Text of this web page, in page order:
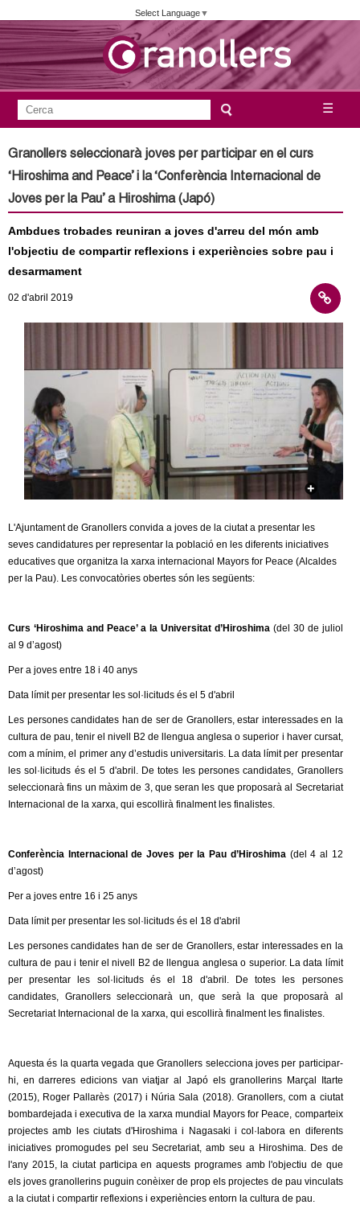
Vés
al
contingut
Select Language▼
u
n
a
G
a
n
e
☰
F
r
u
l
a
r
i
d
c
c
a
e
a
Granollers seleccionarà joves per participar en el curs
‘Hiroshima and Peace’ i la ‘Conferència Internacional de
Joves per la Pau’ a Hiroshima (Japó)
Ambdues trobades reuniran a joves d'arreu del món amb
l'objectiu de compartir reflexions i experiències sobre pau i
desarmament
02 d'abril 2019
L'Ajuntament de Granollers convida a joves de la ciutat a presentar les
seves candidatures per representar la població en les diferents iniciatives
educatives que organitza la xarxa internacional Mayors for Peace (Alcaldes
per la Pau). Les convocatòries obertes són les següents:
Curs ‘Hiroshima and Peace’ a la Universitat d’Hiroshima(del 30 de juliol
al 9 d’agost)
Per a joves entre 18 i 40 anys
Data límit per presentar les sol·licituds és el 5 d'abril
Les persones candidates han de ser de Granollers, estar interessades en la
cultura de pau, tenir el nivell B2 de llengua anglesa o superior i haver cursat,
com a mínim, el primer any d’estudis universitaris. La data límit per presentar
les sol·licituds és el 5 d'abril. De totes les persones candidates, Granollers
seleccionarà fins un màxim de 3, que seran les que proposarà al Secretariat
Internacional de la xarxa, qui escollirà finalment les finalistes.
Conferència Internacional de Joves per la Pau d’Hiroshima(del 4 al 12
d’agost)
Per a joves entre 16 i 25 anys
Data límit per presentar les sol·licituds és el 18 d'abril
Les persones candidates han de ser de Granollers, estar interessades en la
cultura de pau i tenir el nivell B2 de llengua anglesa o superior. La data límit
per presentar les sol·licituds és el 18 d'abril. De totes les persones
candidates, Granollers seleccionarà un, que serà la que proposarà al
Secretariat Internacional de la xarxa, qui escollirà finalment les finalistes.
Aquesta és la quarta vegada que Granollers selecciona joves per participar-
hi, en darreres edicions van viatjar al Japó els granollerins Marçal Itarte
(2015), Roger Pallarès (2017) i Núria Sala (2018). Granollers, com a ciutat
bombardejada i executiva de la xarxa mundial Mayors for Peace, comparteix
projectes amb les ciutats d'Hiroshima i Nagasaki i col·labora en diferents
iniciatives promogudes pel seu Secretariat, amb seu a Hiroshima. Des de
l'any 2015, la ciutat participa en aquests programes amb l'objectiu de que
els joves granollerins puguin conèixer de prop els projectes de pau vinculats
a la ciutat i compartir reflexions i experiències entorn la cultura de pau.